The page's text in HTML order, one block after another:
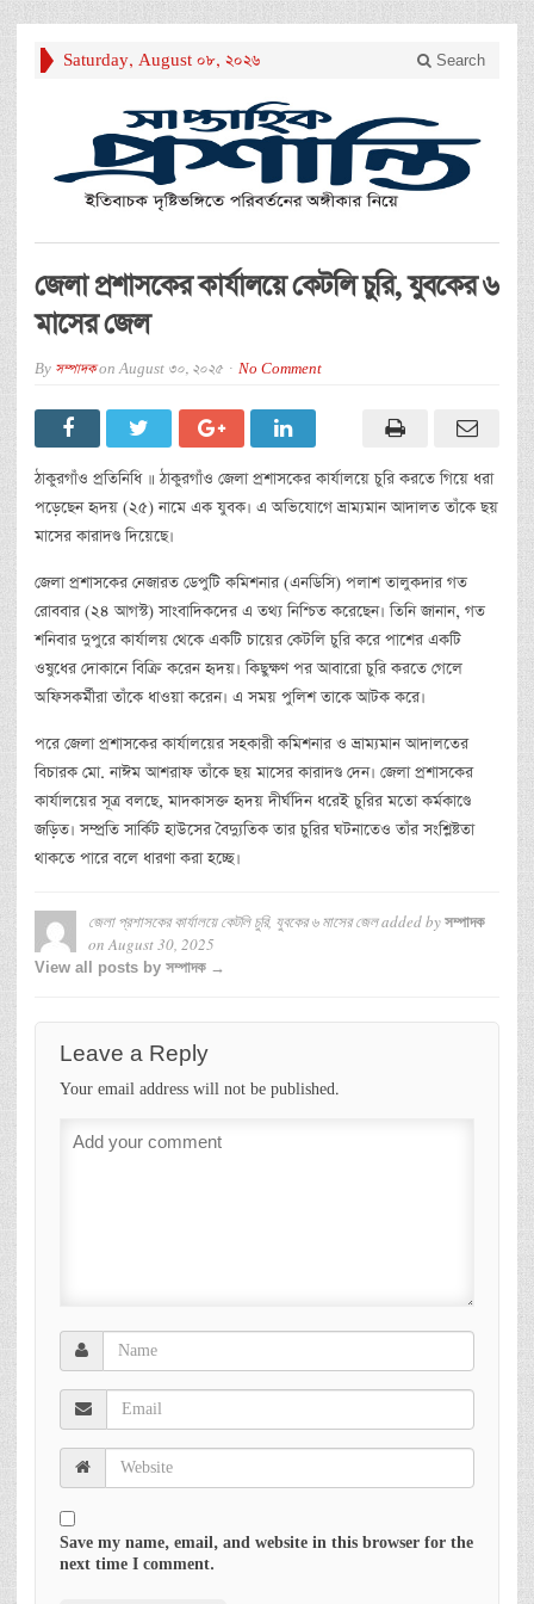
Saturday, August 08, 2026 Search
জেলা প্রশাসকের কার্যালয়ে কেটলি চুরি, যুবকের ৬
মাসের জেল
By সম্পাদকonAugust 30, 2025 No Comment
ঠাকুরগাঁও প্রতিনিধি ॥ ঠাকুরগাঁও জেলা প্রশাসকের কার্যালয়ে চুরি করতে গিয়ে ধরা
পড়েছেন হৃদয় (২৫) নামে এক যুবক। এ অভিযোগে ভ্রাম্যমান আদালত তাঁকে ছয়
মাসের কারাদণ্ড দিয়েছে।
জেলা প্রশাসকের নেজারত ডেপুটি কমিশনার (এনডিসি) পলাশ তালুকদার গত
রোববার (২৪ আগস্ট) সাংবাদিকদের এ তথ্য নিশ্চিত করেছেন। তিনি জানান, গত
শনিবার দুপুরে কার্যালয় থেকে একটি চায়ের কেটলি চুরি করে পাশের একটি
ওষুধের দোকানে বিক্রি করেন হৃদয়। কিছুক্ষণ পর আবারো চুরি করতে গেলে
অফিসকর্মীরা তাঁকে ধাওয়া করেন। এ সময় পুলিশ তাকে আটক করে।
পরে জেলা প্রশাসকের কার্যালয়ের সহকারী কমিশনার ও ভ্রাম্যমান আদালতের
বিচারক মো. নাঈম আশরাফ তাঁকে ছয় মাসের কারাদণ্ড দেন। জেলা প্রশাসকের
কার্যালয়ের সূত্র বলছে, মাদকাসক্ত হৃদয় দীর্ঘদিন ধরেই চুরির মতো কর্মকাণ্ডে
জড়িত। সম্প্রতি সার্কিট হাউসের বৈদ্যুতিক তার চুরির ঘটনাতেও তাঁর সংশ্লিষ্টতা
থাকতে পারে বলে ধারণা করা হচ্ছে।
জেলা প্রশাসকের কার্যালয়ে কেটলি চুরি, যুবকের ৬ মাসের জেলadded by সম্পাদক
onAugust 30, 2025
View all posts by সম্পাদক →
Leave a Reply
Your email address will not be published.
Save my name, email, and website in this browser for the
next time I comment.